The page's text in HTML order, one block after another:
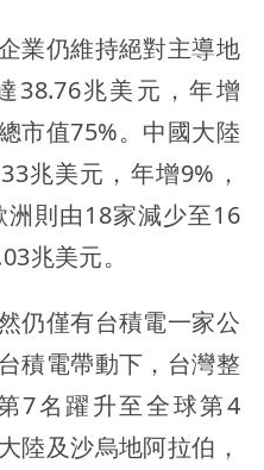
業仍維持絕對主導地
38.76兆美元，年增
市值75%。中國大陸
兆美元，年增9%，
則由18家減少至16
兆美元。
仍僅有台積電一家公
積電帶動下，台灣整
7名躍升至全球第4
陸及沙烏地阿拉伯，